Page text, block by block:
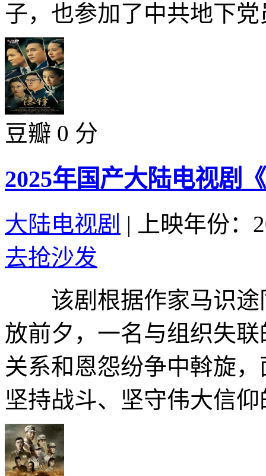
子，也参加了中共地下
豆瓣 0 分
2025年国产大陆电视剧
大陆电视剧 |
上映年份：
去抢沙发
该剧根据作家马识途
放前夕，一名与组织失
关系和恩怨纷争中斡旋
坚持战斗、坚守伟大信